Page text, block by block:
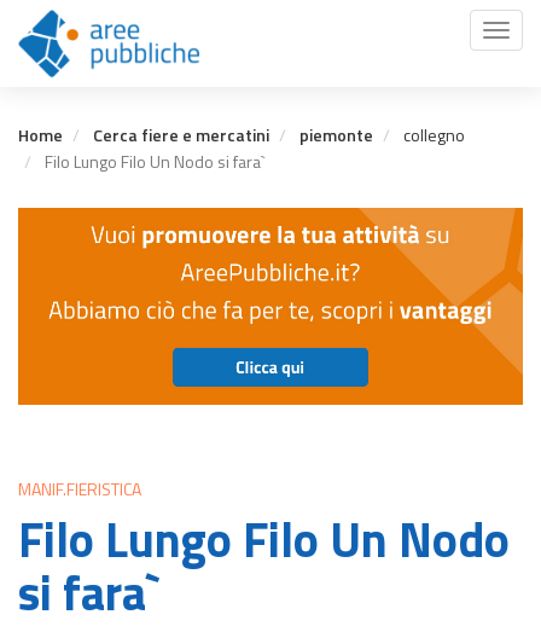
contenuto
principale
Toggle
Home Cerca fiere e mercatini piemonte
collegno
Filo Lungo Filo Un Nodo si fara`
MANIF.FIERISTICA
Filo Lungo Filo Un Nodo
si fara`